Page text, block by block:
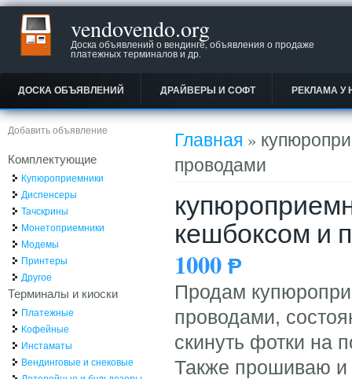
vendovendo.org
Доска объявлений о вендинге, объявления о продаже
платежных терминалов и др.
ДОСКА ОБЪЯВЛЕНИЙ ДРАЙВЕРЫ И СОФТ РЕКЛАМА У
Вы здесь
Главная »
проводами
кешбоксом и
1000 Ᵽ
Продам
проводами,
скинуть фотки на
Также прошиваю и
Добавить объявление
Комплектующие
Купюроприемники
Диспенсеры
Тачскрины
Монетоприемники
Модемы
Принтеры
Другое
Терминалы и киоски
Платежные
Кофейные
Инстаматы
Вендинговые и снековые